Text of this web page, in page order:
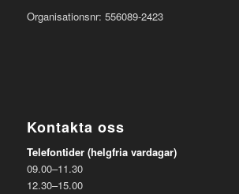
Organisationsnr: 556089-2423
Kontakta oss
Telefontider (helgfria vardagar)
09.00–11.30
12.30–15.00